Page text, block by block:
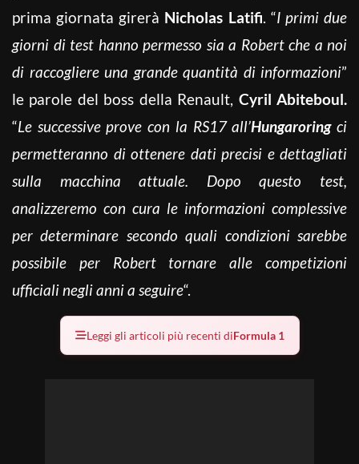
prima giornata girerà Nicholas Latifi. “I primi due
giorni di test hanno permesso sia a Robert che a noi
di raccogliere una grande quantità di informazioni”
le parole del boss della Renault, Cyril Abiteboul.
“Le successive prove con la RS17 all’Hungaroringci
permetteranno di ottenere dati precisi e dettagliati
sulla macchina attuale. Dopo questo test,
analizzeremo con cura le informazioni complessive
per determinare secondo quali condizioni sarebbe
possibile per Robert tornare alle competizioni
ufficiali negli anni a seguire“.
Leggi gli articoli più recenti diFormula 1